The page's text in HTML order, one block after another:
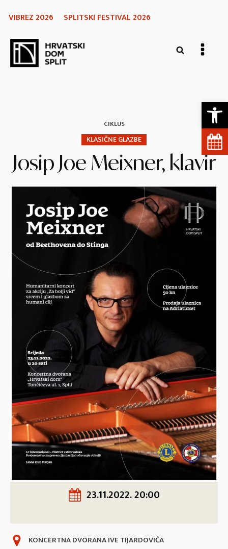
VIBREZ 2026 SPLITSKI FESTIVAL 2026
CIKLUS
KLASIČNE GLAZBE
Josip Joe Meixner, klavir
23.11.2022. 20:00
KONCERTNA DVORANA IVE TIJARDOVIĆA